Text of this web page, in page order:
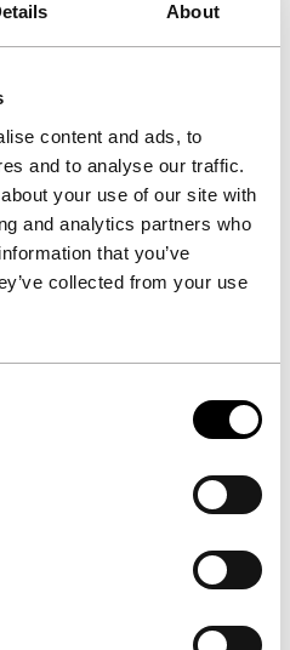
About
content and ads, to
and to analyse our traffic.
your use of our site with
and analytics partners who
that you’ve
collected from your use